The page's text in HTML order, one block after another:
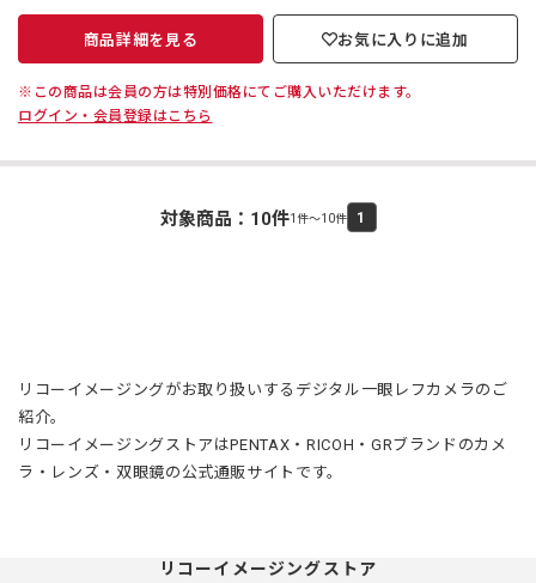
商品詳細を見る お気に入りに追加
※この商品は会員の方は特別価格にてご購入いただけます。
ログイン・会員登録はこちら
対象商品： 10件1件～10件 1
リコーイメージングがお取り扱いするデジタル一眼レフカメラのご
紹介。
リコーイメージングストアはPENTAX・RICOH・GRブランドのカメ
ラ・レンズ・双眼鏡の公式通販サイトです。
リコーイメージングストア